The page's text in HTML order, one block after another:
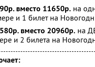
вместо 11650р. на
и 1 билет на
вместо 20960р. на
и 2 билета на